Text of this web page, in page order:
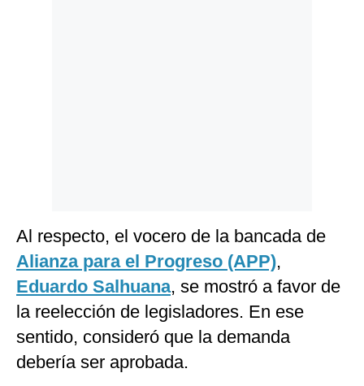
Al respecto, el vocero de la bancada de
Alianza para el Progreso (APP),
Eduardo Salhuana, se mostró a favor de
la reelección de legisladores. En ese
sentido, consideró que la demanda
debería ser aprobada.